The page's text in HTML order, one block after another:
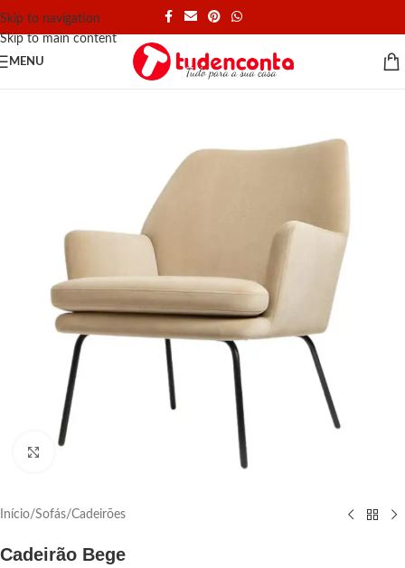
Skip to navigation
Skip to main content
MENU
Início/Sofás/Cadeirões
Cadeirão Bege